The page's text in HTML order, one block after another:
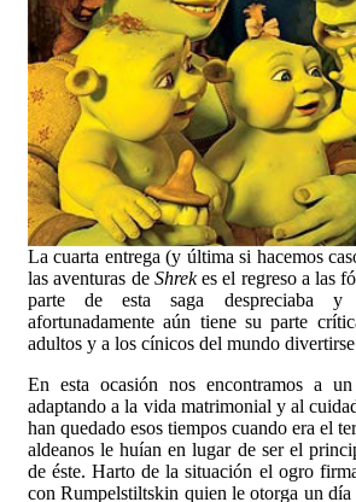
La cuarta entrega (y última si hacemos
las aventuras de Shrekes el regreso a las
parte de esta saga despreciaba y
afortunadamente aún tiene su parte
adultos y a los cínicos del mundo
En esta ocasión nos encontramos a
adaptando a la vida matrimonial y al
han quedado esos tiempos cuando era el
aldeanos le huían en lugar de ser el
de éste. Harto de la situación el ogro
con Rumpelstiltskin quien le otorga un